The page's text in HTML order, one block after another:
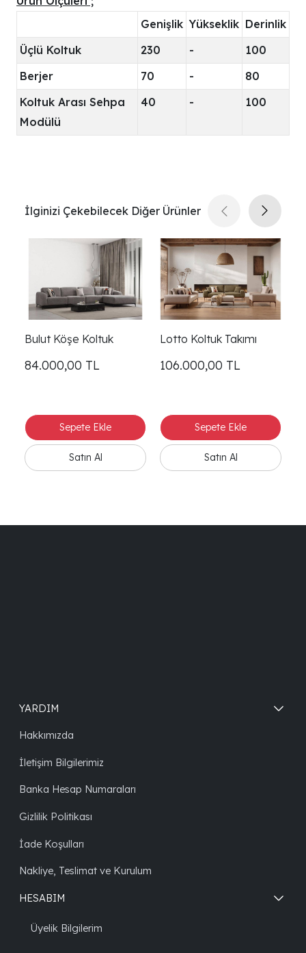
Genişlik Yükseklik Derinlik
Üçlü Koltuk
230 -
100
Berjer
70 -
80
Koltuk Arası Sehpa
Modülü
40 - 100
İlginizi Çekebilecek Diğer Ürünler
Bulut Köşe Koltuk
84.000,00 TL
Lotto Koltuk Takımı
106.000,00 TL
YARDIM
Hakkımızda
İletişim Bilgilerimiz
Banka Hesap Numaraları
Gizlilik Politikası
İade Koşulları
Nakliye, Teslimat ve Kurulum
HESABIM
Üyelik Bilgilerim